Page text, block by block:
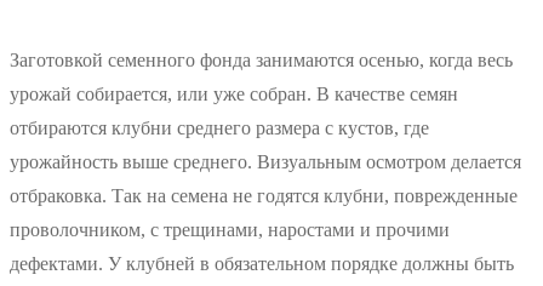
Заготовкой семенного фонда занимаются осенью, когда весь
урожай собирается, или уже собран. В качестве семян
отбираются клубни среднего размера с кустов, где
урожайность выше среднего. Визуальным осмотром делается
отбраковка. Так на семена не годятся клубни, поврежденные
проволочником, с трещинами, наростами и прочими
дефектами. У клубней в обязательном порядке должны быть